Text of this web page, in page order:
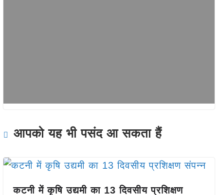
आपको यह भी पसंद आ सकता हैं
कटनी में कृषि उद्यमी का 13 दिवसीय प्रशिक्षण